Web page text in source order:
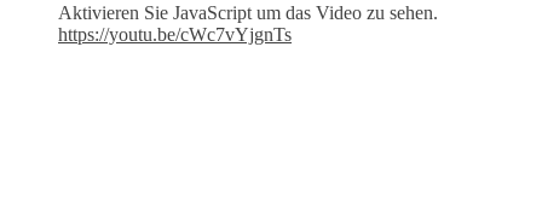
Aktivieren Sie JavaScript um das Video zu sehen.
https://youtu.be/cWc7vYjgnTs